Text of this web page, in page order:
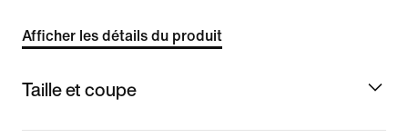
Afficher les détails du produit
Taille et coupe